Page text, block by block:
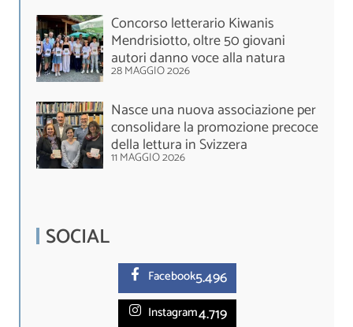
Concorso letterario Kiwanis
Mendrisiotto, oltre 50 giovani
autori danno voce alla natura
28 MAGGIO 2026
Nasce una nuova associazione per
consolidare la promozione precoce
della lettura in Svizzera
11 MAGGIO 2026
SOCIAL
Facebook5.496
Instagram4.719